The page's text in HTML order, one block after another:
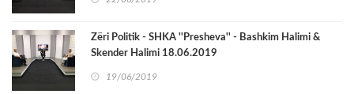
Zëri Politik - SHKA ''Presheva'' - Bashkim Halimi &
Skender Halimi 18.06.2019
19/06/2019